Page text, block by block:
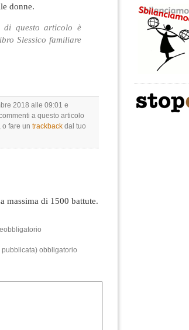
donne.
di questo articolo è
Slessico familiare
2018 alle 09:01 e
a questo articolo
, o fare un trackback dal tuo
massima di 1500 battute.
pubblicata) obbligatorio